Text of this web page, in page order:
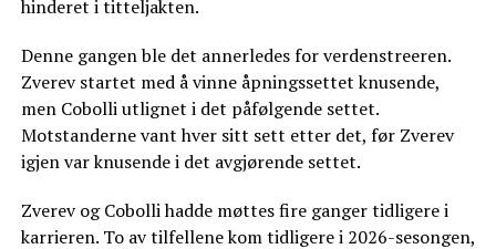
hinderet i titteljakten.
Denne gangen ble det annerledes for verdenstreeren.
Zverev startet med å vinne åpningssettet knusende,
men Cobolli utlignet i det påfølgende settet.
Motstanderne vant hver sitt sett etter det, før Zverev
igjen var knusende i det avgjørende settet.
Zverev og Cobolli hadde møttes fire ganger tidligere i
karrieren. To av tilfellene kom tidligere i 2026-sesongen,